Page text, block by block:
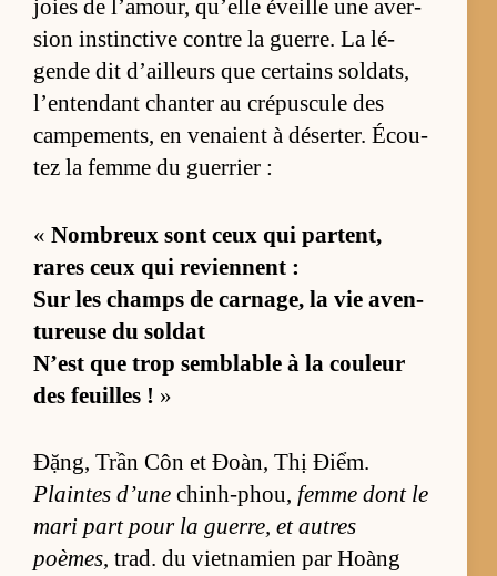
joies de l’amour, qu’elle éveille une aver­
sion ins­tinc­tive contre la guerre. La lé­
gende dit d’ailleurs que cer­tains sol­dats,
l’en­ten­dant chan­ter au cré­pus­cule des
cam­pe­ments, en ve­naient à dé­ser­ter. Écou­
tez la femme du guer­rier :
« Nom­breux sont ceux qui par­tent,
rares ceux qui re­viennent :
Sur les champs de car­na­ge, la vie aven­
tu­reuse du sol­dat
N’est que trop sem­blable à la cou­leur
des feuilles ! »
Đặng, Trần Côn et Đoàn, Thị Điểm.
Plaintes d’une chinh-phou, femme dont le
mari part pour la guer­re, et autres
poèmes, trad. du viet­na­mien par Hoàng